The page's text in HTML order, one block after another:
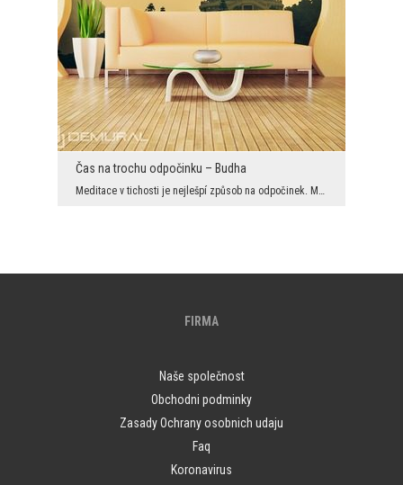
Čas na trochu odpočinku – Budha
Meditace v tichosti je nejlešpí způsob na odpočinek. Můžeme se o tom překonat při pohledu na foto...
FIRMA
Naše společnost
Obchodni podminky
Zasady Ochrany osobnich udaju
Faq
Koronavirus